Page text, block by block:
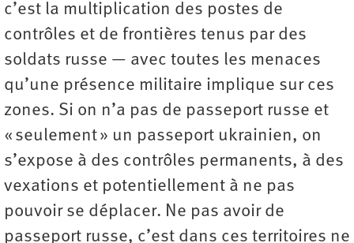
c’est la multiplication des postes de
contrôles et de frontières tenus par des
soldats russe — avec toutes les menaces
qu’une présence militaire implique sur ces
zones. Si on n’a pas de passeport russe et
« seulement » un passeport ukrainien, on
s’expose à des contrôles permanents, à des
vexations et potentiellement à ne pas
pouvoir se déplacer. Ne pas avoir de
passeport russe, c’est dans ces territoires ne